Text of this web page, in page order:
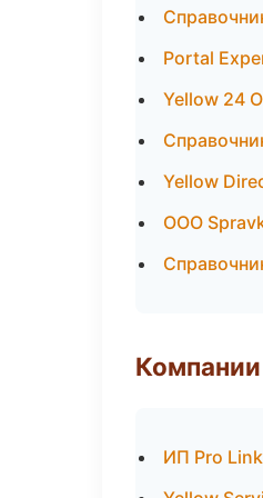
Portal
Yellow 24
Yellow
ООО
ИП Pro